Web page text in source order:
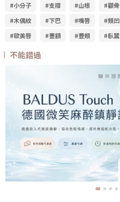
#小分子
#支撐 #山根 #顴骨
#木偶紋
#下巴 #嘴唇 #頰凹
#歐美唇
#豐額 #豐頰 #臥蠶
不能錯過